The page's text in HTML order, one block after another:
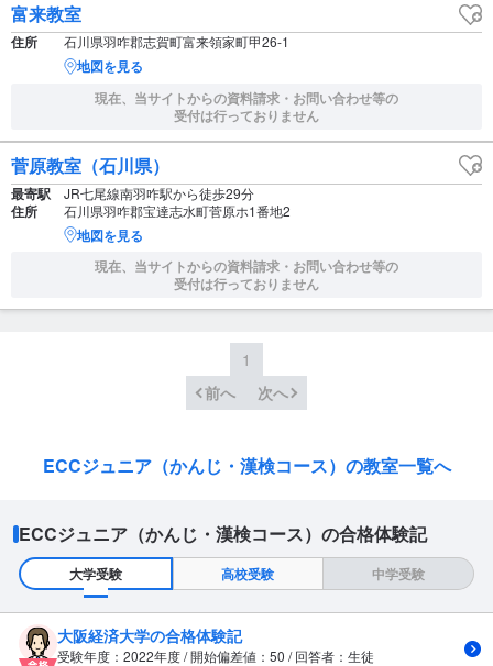
富来教室
住所 石川県羽咋郡志賀町富来領家町甲26-1
地図を見る
現在、当サイトからの資料請求・お問い合わせ等の
受付は行っておりません
菅原教室（石川県）
最寄駅 JR七尾線南羽咋駅から徒歩29分
住所 石川県羽咋郡宝達志水町菅原ホ1番地2
地図を見る
現在、当サイトからの資料請求・お問い合わせ等の
受付は行っておりません
1
前へ
次へ
ECCジュニア（かんじ・漢検コース）の教室一覧へ
ECCジュニア（かんじ・漢検コース）の合格体験記
大学受験 高校受験 中学受験
大阪経済大学の合格体験記
受験年度：2022年度 / 開始偏差値：50 / 回答者：生徒